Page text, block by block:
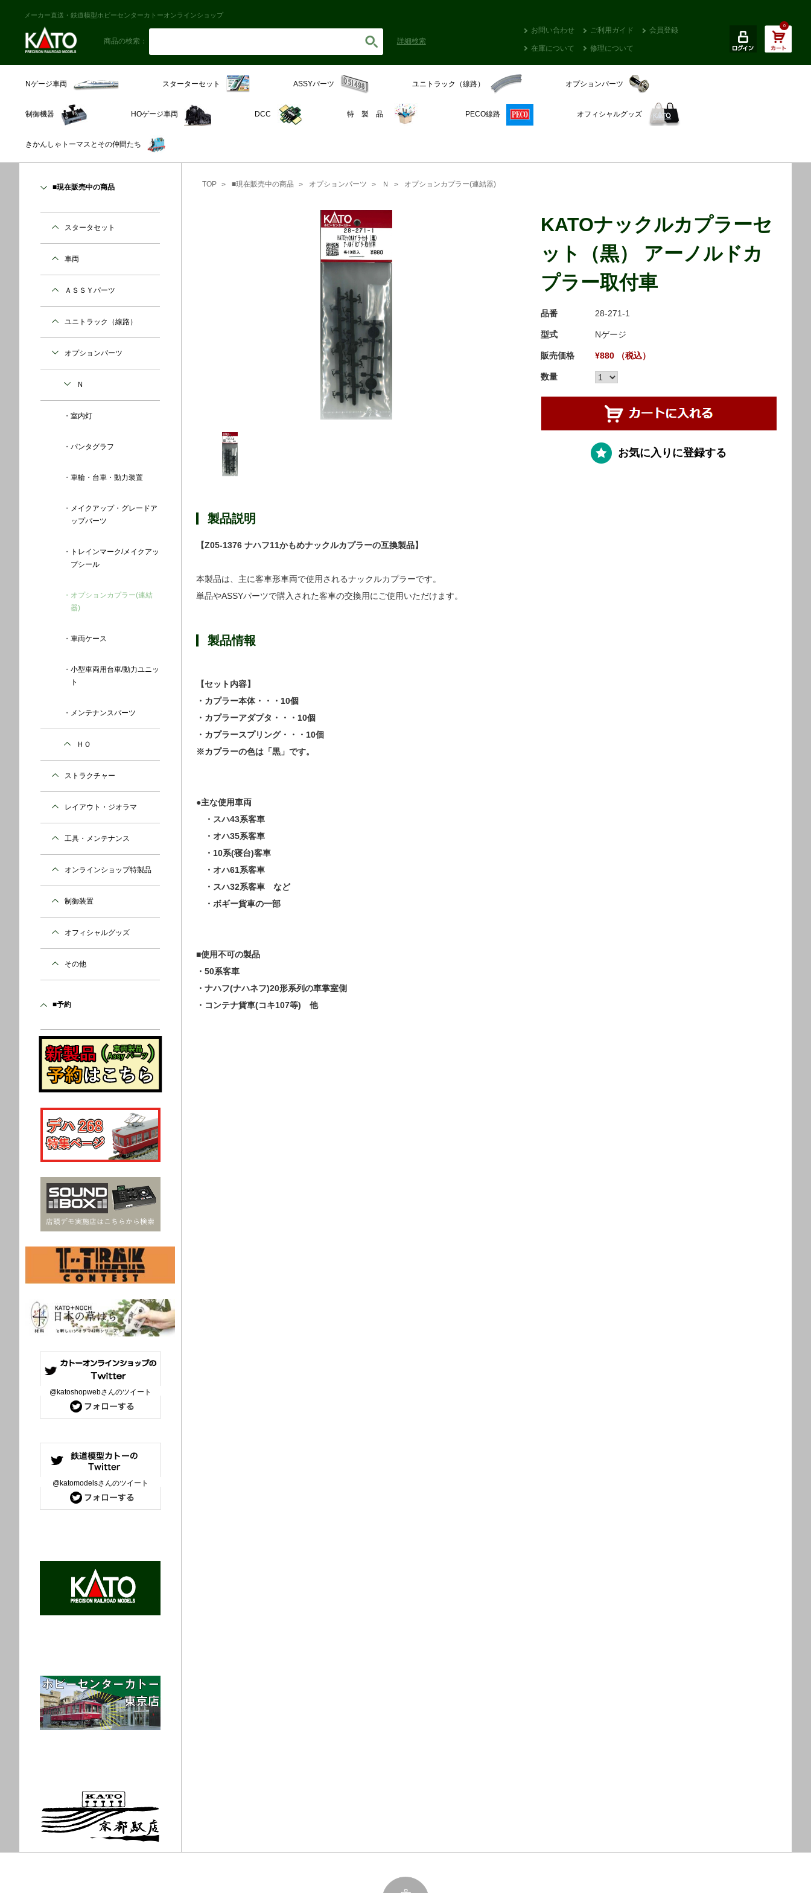
メーカー直送・鉄道模型ホビーセンターカトーオンラインショップ
商品の検索： 詳細検索
お問い合わせ ご利用ガイド 会員登録
在庫について 修理について
0
Nゲージ車両 スターターセット ASSYパーツ ユニトラック（線路） オプションパーツ
制御機器 HOゲージ車両 DCC 特 製 品 PECO線路 オフィシャルグッズ
きかんしゃトーマスとその仲間たち
TOP ■現在販売中の商品 オプションパーツ Ｎ オプションカプラー(連結器)
KATOナックルカプラーセ
ット（黒） アーノルドカ
プラー取付車
品番 28-271-1
型式 Nゲージ
販売価格 ¥880 （税込）
数量
お気に入りに登録する
製品説明
【Z05-1376 ナハフ11かもめナックルカプラーの互換製品】
本製品は、主に客車形車両で使用されるナックルカプラーです。
単品やASSYパーツで購入された客車の交換用にご使用いただけます。
製品情報
【セット内容】
・カプラー本体・・・10個
・カプラーアダプタ・・・10個
・カプラースプリング・・・10個
※カプラーの色は「黒」です。
●主な使用車両
・スハ43系客車
・オハ35系客車
・10系(寝台)客車
・オハ61系客車
・スハ32系客車 など
・ボギー貨車の一部
■使用不可の製品
・50系客車
・ナハフ(ナハネフ)20形系列の車掌室側
・コンテナ貨車(コキ107等) 他
■現在販売中の商品
スタータセット
車両
ＡＳＳＹパーツ
ユニトラック（線路）
オプションパーツ
Ｎ
室内灯
パンタグラフ
車輪・台車・動力装置
メイクアップ・グレードア
ップパーツ
トレインマーク/メイクアッ
プシール
オプションカプラー(連結
器)
車両ケース
小型車両用台車/動力ユニッ
ト
メンテナンスパーツ
ＨＯ
ストラクチャー
レイアウト・ジオラマ
工具・メンテナンス
オンラインショップ特製品
制御装置
オフィシャルグッズ
その他
■予約
@katoshopwebさんのツイート
@katomodelsさんのツイート